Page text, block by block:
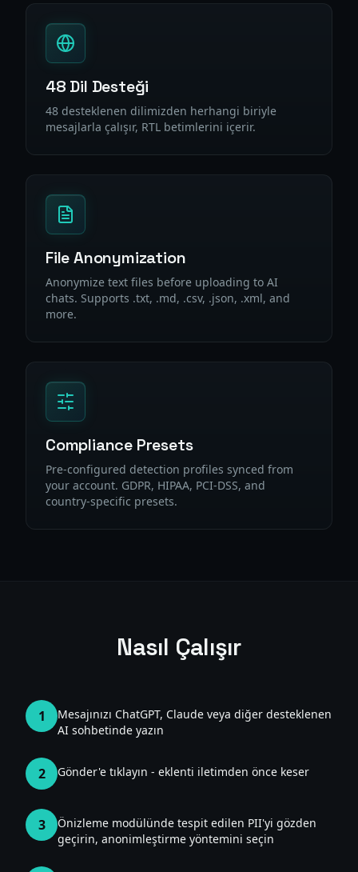
48 Dil Desteği
48 desteklenen dilimizden herhangi biriyle
mesajlarla çalışır, RTL betimlerini içerir.
File Anonymization
Anonymize text files before uploading to AI
chats. Supports .txt, .md, .csv, .json, .xml, and
more.
Compliance Presets
Pre-configured detection profiles synced from
your account. GDPR, HIPAA, PCI-DSS, and
country-specific presets.
Nasıl Çalışır
1
Mesajınızı ChatGPT, Claude veya diğer desteklenen
AI sohbetinde yazın
2 Gönder'e tıklayın - eklenti iletimden önce keser
3
Önizleme modülünde tespit edilen PII'yi gözden
geçirin, anonimleştirme yöntemini seçin